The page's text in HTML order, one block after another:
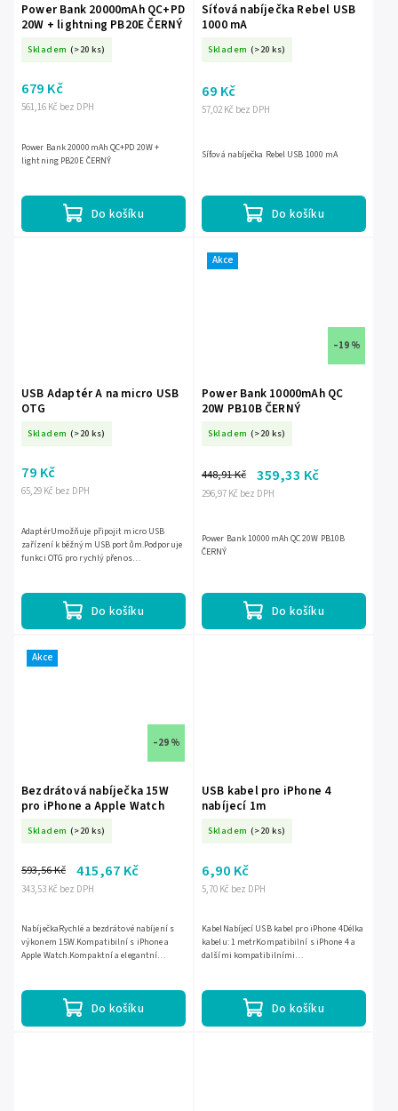
Power Bank 20000mAh QC+PD
20W + lightning PB20E ČERNÝ
Skladem (>20 ks)
561,16 Kč bez DPH
679 Kč
Do košíku
Power Bank 20000mAh QC+PD 20W +
lightning PB20E ČERNÝ
Síťová nabíječka Rebel USB
1000 mA
Skladem (>20 ks)
57,02 Kč bez DPH
69 Kč
Do košíku
Síťová nabíječka Rebel USB 1000 mA
USB Adaptér A na micro USB
OTG
Skladem (>20 ks)
65,29 Kč bez DPH
79 Kč
Do košíku
AdaptérUmožňuje připojit micro USB
zařízení k běžným USB portům.Podporuje
funkci OTG pro rychlý přenos
Akce
–19 %
Power Bank 10000mAh QC
20W PB10B ČERNÝ
Skladem (>20 ks)
296,97 Kč bez DPH
448,91 Kč 359,33 Kč
Do košíku
Power Bank 10000mAh QC 20W PB10B
ČERNÝ
Akce
–29 %
Bezdrátová nabíječka 15W
pro iPhone a Apple Watch
Skladem (>20 ks)
343,53 Kč bez DPH
593,56 Kč 415,67 Kč
Do košíku
NabíječkaRychlé a bezdrátové nabíjení s
výkonem 15W.Kompatibilní s iPhone a
Apple Watch.Kompaktní a elegantní
USB kabel pro iPhone 4
nabíjecí 1m
Skladem (>20 ks)
5,70 Kč bez DPH
6,90 Kč
Do košíku
KabelNabíjecí USB kabel pro iPhone 4Délka
kabelu: 1 metrKompatibilní s iPhone 4 a
dalšími kompatibilními